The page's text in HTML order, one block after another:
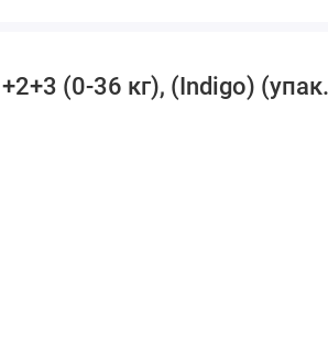
(0-36 кг), (Indigo)